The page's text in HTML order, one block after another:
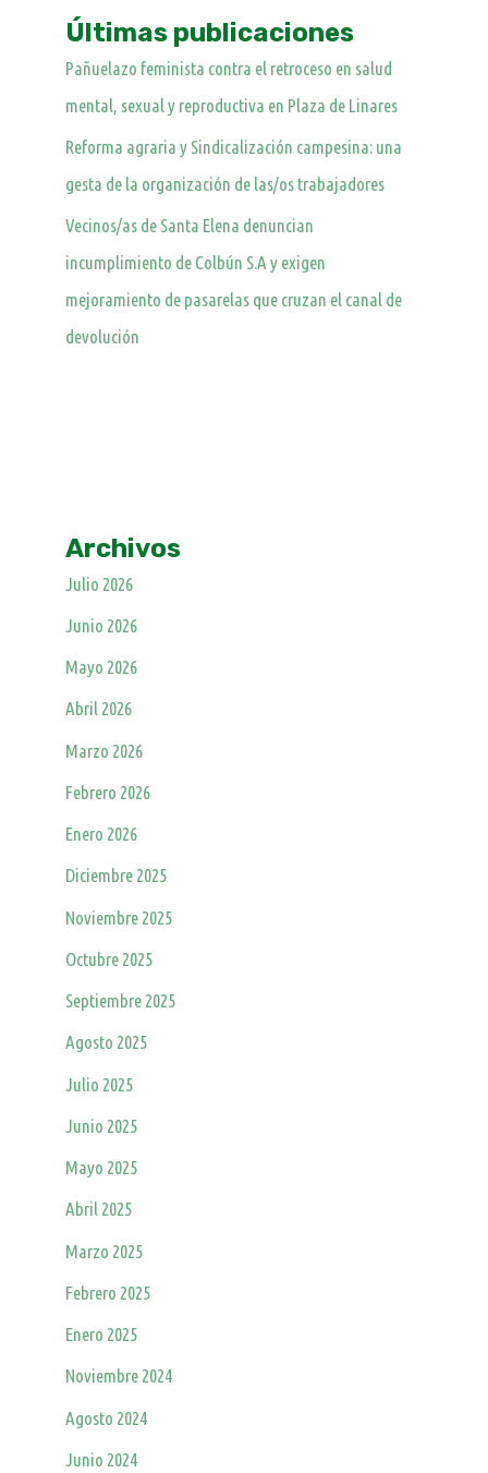
Últimas publicaciones
Pañuelazo feminista contra el retroceso en salud
mental, sexual y reproductiva en Plaza de Linares
Reforma agraria y Sindicalización campesina: una
gesta de la organización de las/os trabajadores
Vecinos/as de Santa Elena denuncian
incumplimiento de Colbún S.A y exigen
mejoramiento de pasarelas que cruzan el canal de
devolución
Archivos
Julio 2026
Junio 2026
Mayo 2026
Abril 2026
Marzo 2026
Febrero 2026
Enero 2026
Diciembre 2025
Noviembre 2025
Octubre 2025
Septiembre 2025
Agosto 2025
Julio 2025
Junio 2025
Mayo 2025
Abril 2025
Marzo 2025
Febrero 2025
Enero 2025
Noviembre 2024
Agosto 2024
Junio 2024